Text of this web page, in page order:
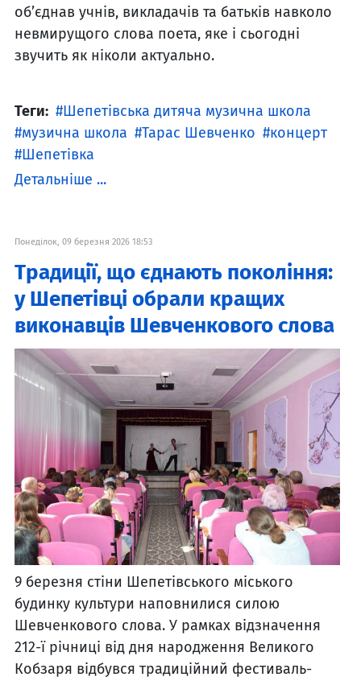
об’єднав учнів, викладачів та батьків навколо
невмирущого слова поета, яке і сьогодні
звучить як ніколи актуально.
Теги:
Шепетівська дитяча музична школа
музична школа
Тарас Шевченко
концерт
Шепетівка
Детальніше ...
Понеділок, 09 березня 2026 18:53
Традиції, що єднають покоління:
у Шепетівці обрали кращих
виконавців Шевченкового слова
9 березня стіни Шепетівського міського
будинку культури наповнилися силою
Шевченкового слова. У рамках відзначення
212-ї річниці від дня народження Великого
Кобзаря відбувся традиційний фестиваль-